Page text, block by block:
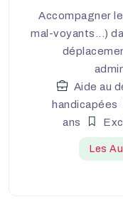
Accompagner
mal-voyants...)
Aide au
handicapées
ans
Les